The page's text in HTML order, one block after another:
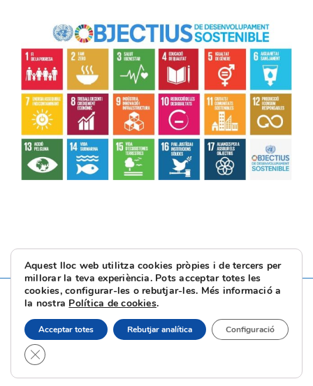
Aquest lloc web utilitza cookies pròpies i de tercers per
millorar la teva experiència. Pots acceptar totes les
cookies, configurar-les o rebutjar-les. Més informació a
la nostra Política de cookies.
Acceptar totes Rebutjar analítica Configuració
Tanca el bàner de galetes RGPD